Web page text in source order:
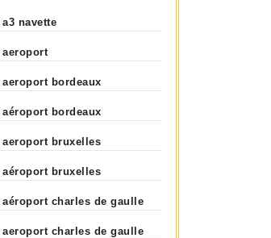
a3 navette
aeroport
aeroport bordeaux
aéroport bordeaux
aeroport bruxelles
aéroport bruxelles
aéroport charles de gaulle
aeroport charles de gaulle